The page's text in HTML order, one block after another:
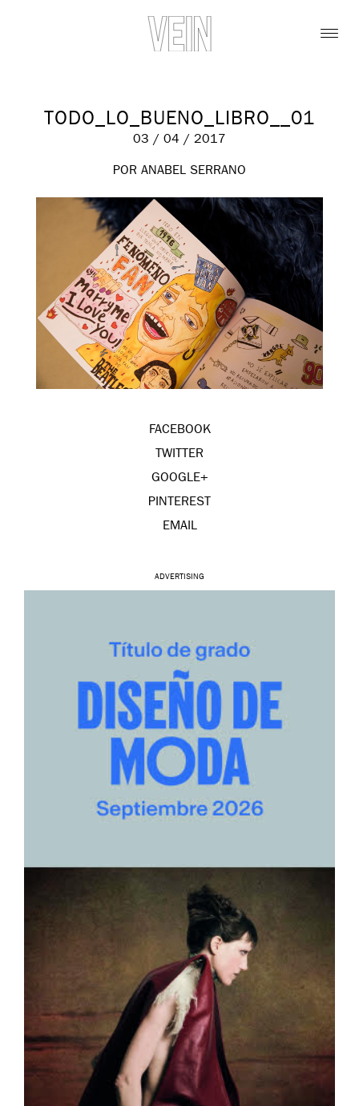
TODO_LO_BUENO_LIBRO__01
03 / 04 / 2017
POR ANABEL SERRANO
FACEBOOK
TWITTER
GOOGLE+
PINTEREST
EMAIL
ADVERTISING